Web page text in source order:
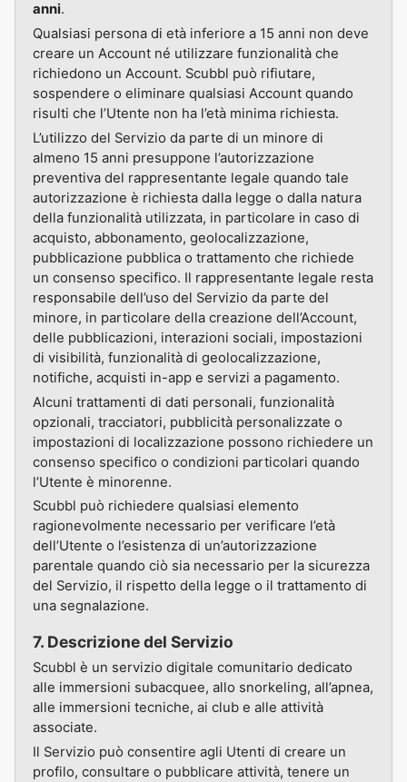
anni.
Qualsiasi persona di età inferiore a 15 anni non deve
creare un Account né utilizzare funzionalità che
richiedono un Account. Scubbl può rifiutare,
sospendere o eliminare qualsiasi Account quando
risulti che l’Utente non ha l’età minima richiesta.
L’utilizzo del Servizio da parte di un minore di
almeno 15 anni presuppone l’autorizzazione
preventiva del rappresentante legale quando tale
autorizzazione è richiesta dalla legge o dalla natura
della funzionalità utilizzata, in particolare in caso di
acquisto, abbonamento, geolocalizzazione,
pubblicazione pubblica o trattamento che richiede
un consenso specifico. Il rappresentante legale resta
responsabile dell’uso del Servizio da parte del
minore, in particolare della creazione dell’Account,
delle pubblicazioni, interazioni sociali, impostazioni
di visibilità, funzionalità di geolocalizzazione,
notifiche, acquisti in-app e servizi a pagamento.
Alcuni trattamenti di dati personali, funzionalità
opzionali, tracciatori, pubblicità personalizzate o
impostazioni di localizzazione possono richiedere un
consenso specifico o condizioni particolari quando
l’Utente è minorenne.
Scubbl può richiedere qualsiasi elemento
ragionevolmente necessario per verificare l’età
dell’Utente o l’esistenza di un’autorizzazione
parentale quando ciò sia necessario per la sicurezza
del Servizio, il rispetto della legge o il trattamento di
una segnalazione.
7. Descrizione del Servizio
Scubbl è un servizio digitale comunitario dedicato
alle immersioni subacquee, allo snorkeling, all’apnea,
alle immersioni tecniche, ai club e alle attività
associate.
Il Servizio può consentire agli Utenti di creare un
profilo, consultare o pubblicare attività, tenere un